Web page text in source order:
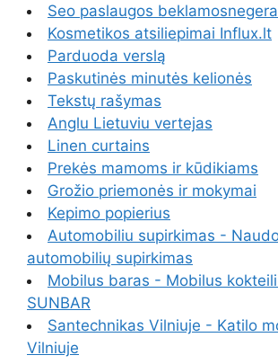
Seo paslaugos
Kosmetikos atsiliepimai Influx.lt
Parduoda verslą
Paskutinės minutės kelionės
Tekstų rašymas
Anglu Lietuviu vertejas
Linen curtains
Prekės mamoms ir kūdikiams
Grožio priemonės ir mokymai
Kepimo popierius
Automobiliu supirkimas -
automobilių supirkimas
Mobilus baras - Mobilus
SUNBAR
Santechnikas Vilniuje - Katilo
Vilniuje